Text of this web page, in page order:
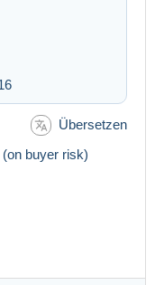
Übersetzen
buyer risk)